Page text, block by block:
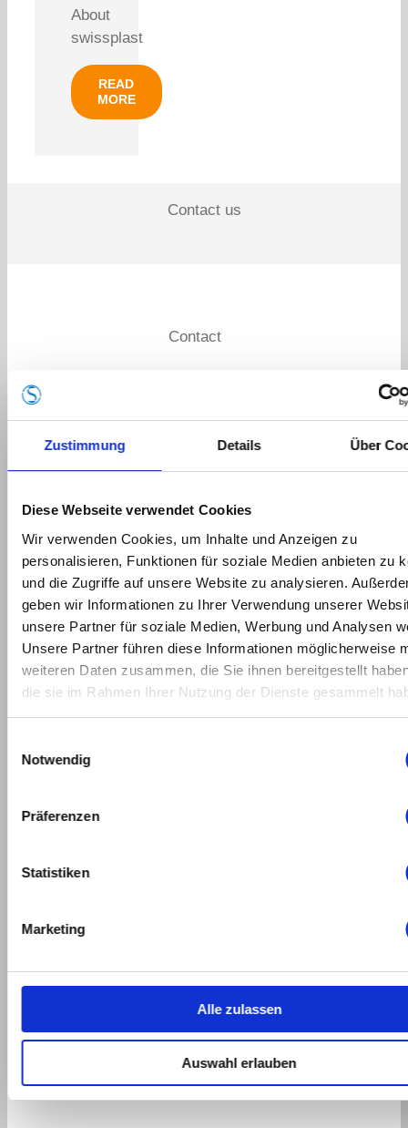
Zustimmung Details Über
Diese Webseite verwendet Cookies
Wir verwenden Cookies, um Inhalte und Anzeigen zu
personalisieren, Funktionen für soziale Medien anbieten zu
und die Zugriffe auf unsere Website zu analysieren.
geben wir Informationen zu Ihrer Verwendung unserer
unsere Partner für soziale Medien, Werbung und Analysen
Unsere Partner führen diese Informationen möglicherweise
weiteren Daten zusammen, die Sie ihnen bereitgestellt
die sie im Rahmen Ihrer Nutzung der Dienste gesammelt
Notwendig
Präferenzen
Statistiken
Marketing
Alle zulassen
Auswahl erlauben
About
swissplast
READ
MORE
Contact us
Contact
CH-7320 Sargans
download@swissplast.com
Mo – Th:
07:00 – 12:00 / 13:00 – 17:00
Fr:
07:00 – 12:00 / 13:00 – 15:00